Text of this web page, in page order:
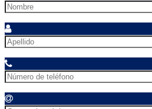
Prénom
Téléphone
Mail